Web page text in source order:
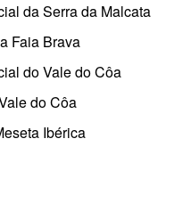
da Serra da Malcata
Faia Brava
do Vale do Côa
do Côa
Ibérica